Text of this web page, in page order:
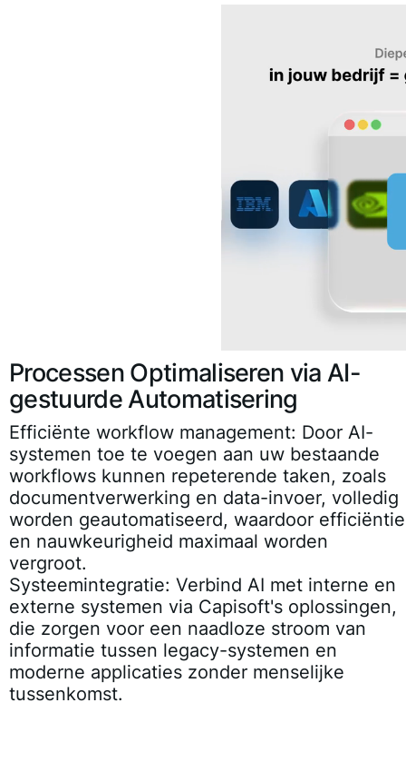
Processen Optimaliseren via AI-
gestuurde Automatisering
Efficiënte workflow management: Door AI-
systemen toe te voegen aan uw bestaande
workflows kunnen repeterende taken, zoals
documentverwerking en data-invoer, volledig
worden geautomatiseerd, waardoor efficiëntie
en nauwkeurigheid maximaal worden
vergroot.
Systeemintegratie: Verbind AI met interne en
externe systemen via Capisoft's oplossingen,
die zorgen voor een naadloze stroom van
informatie tussen legacy-systemen en
moderne applicaties zonder menselijke
tussenkomst.